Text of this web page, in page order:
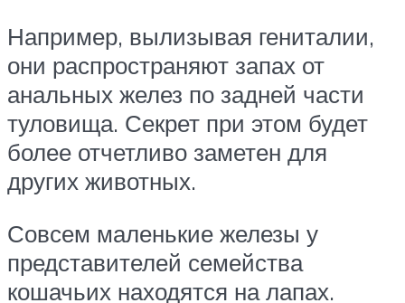
Например, вылизывая гениталии,
они распространяют запах от
анальных желез по задней части
туловища. Секрет при этом будет
более отчетливо заметен для
других животных.
Совсем маленькие железы у
представителей семейства
кошачьих находятся на лапах.